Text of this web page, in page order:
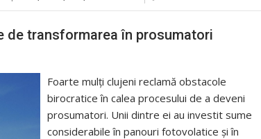
de transformarea în prosumatori
Foarte mulți clujeni reclamă obstacole
birocratice în calea procesului de a deveni
prosumatori. Unii dintre ei au investit sume
considerabile în panouri fotovolatice și în